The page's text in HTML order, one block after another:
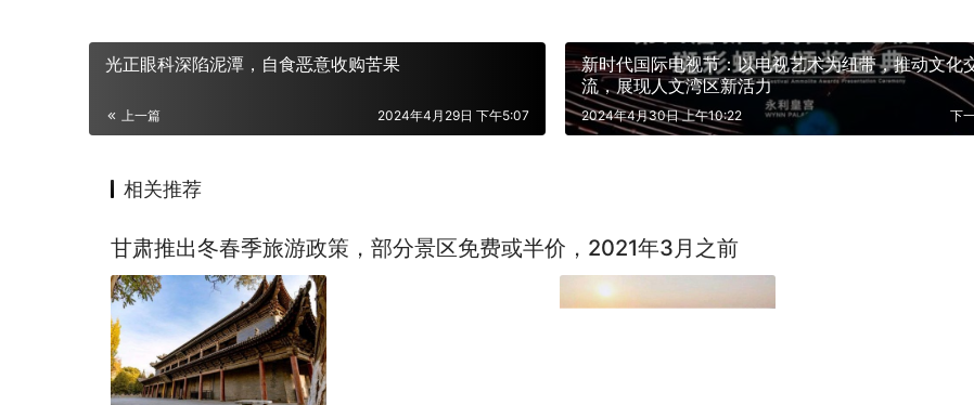
光正眼科深陷泥潭，自食恶意收购苦果
上一篇 2024年4月29日 下午5:07
新时代国际电视节：以电视艺术为纽带，推动文化
流，展现人文湾区新活力
下
2024年4月30日 上午10:22
相关推荐
甘肃推出冬春季旅游政策，部分景区免费或半价，2021年3月之前